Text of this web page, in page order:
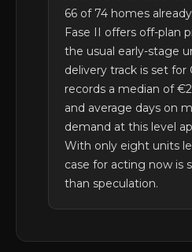
66 of 74 homes
Fase II offers off-plan
the usual early-stage
delivery track is set for
records a median of
and average days on
demand at this level
With only eight units
case for acting now is
than speculation.